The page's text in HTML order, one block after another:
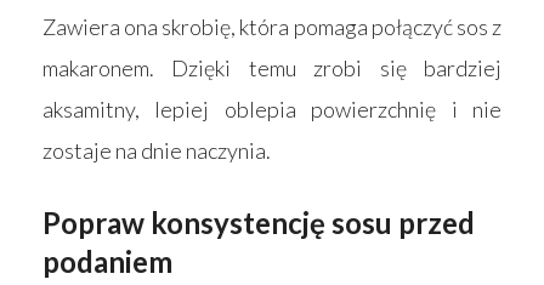
Zawiera ona skrobię, która pomaga połączyć sos z
makaronem. Dzięki temu zrobi się bardziej
aksamitny, lepiej oblepia powierzchnię i nie
zostaje na dnie naczynia.
Popraw konsystencję sosu przed
podaniem